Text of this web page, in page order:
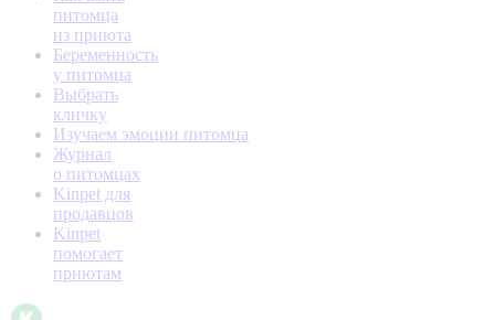
питомца
из приюта
Беременность
у питомца
Выбрать
кличку
Изучаем эмоции питомца
Журнал
о питомцах
Kinpet для
продавцов
Kinpet
помогает
приютам